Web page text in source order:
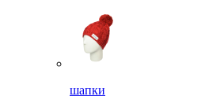
шапки